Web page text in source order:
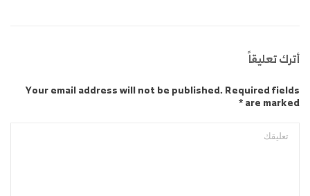
أترك تعليقاً
Your email address will not be published. Required fields
are marked *